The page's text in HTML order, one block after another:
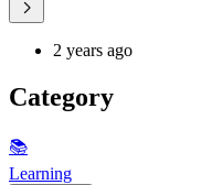
2 years ago
Category
📚
Learning